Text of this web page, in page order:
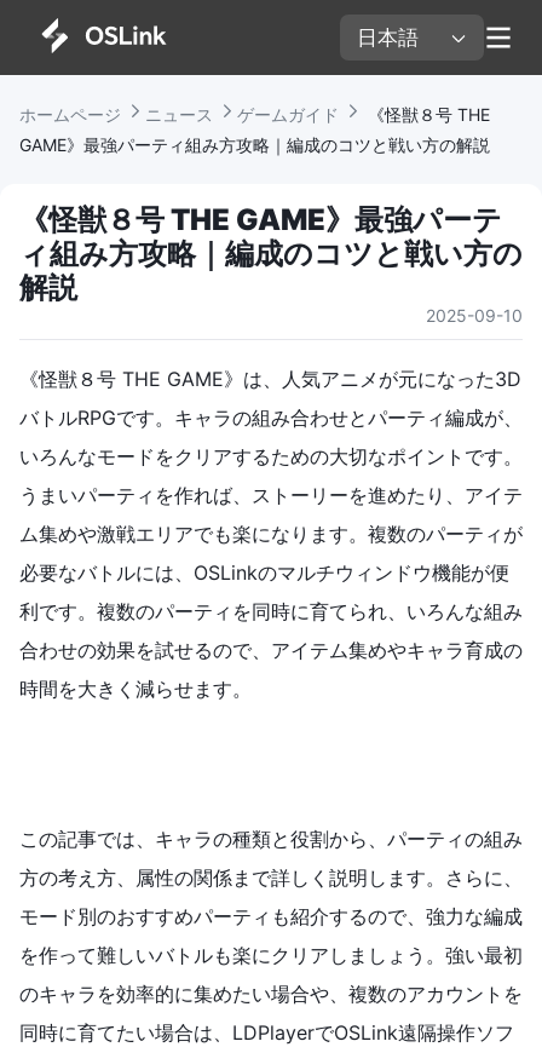
日本語
ホームページ ニュース ゲームガイド
《怪獣８号 THE
GAME》最強パーティ組み方攻略｜編成のコツと戦い方の解説
《怪獣８号 THE GAME》最強パーテ
ィ組み方攻略｜編成のコツと戦い方の
解説
2025-09-10
《怪獣８号 THE GAME》は、人気アニメが元になった3D
バトルRPGです。キャラの組み合わせとパーティ編成が、
いろんなモードをクリアするための大切なポイントです。
うまいパーティを作れば、ストーリーを進めたり、アイテ
ム集めや激戦エリアでも楽になります。複数のパーティが
必要なバトルには、OSLinkのマルチウィンドウ機能が便
利です。複数のパーティを同時に育てられ、いろんな組み
合わせの効果を試せるので、アイテム集めやキャラ育成の
時間を大きく減らせます。
この記事では、キャラの種類と役割から、パーティの組み
方の考え方、属性の関係まで詳しく説明します。さらに、
モード別のおすすめパーティも紹介するので、強力な編成
を作って難しいバトルも楽にクリアしましょう。強い最初
のキャラを効率的に集めたい場合や、複数のアカウントを
同時に育てたい場合は、LDPlayerでOSLink遠隔操作ソフ